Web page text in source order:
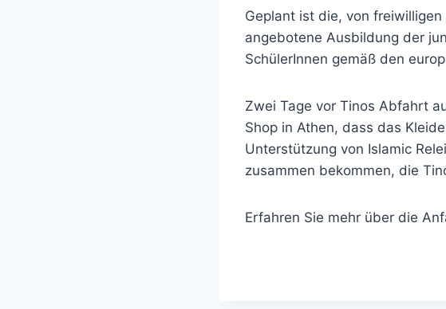
Geplant ist die, von
angebotene Ausbildung der
SchülerInnen gemäß den
Zwei Tage vor Tinos Abfahrt
Shop in Athen, dass das
Unterstützung von Islamic
zusammen bekommen, die
Erfahren Sie mehr über die